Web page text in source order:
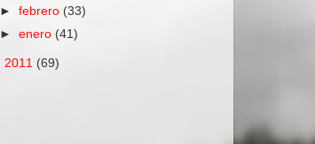
►febrero (33)
►enero (41)
2011 (69)